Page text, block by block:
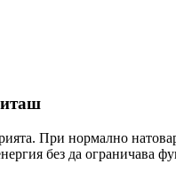
При нормално
без да